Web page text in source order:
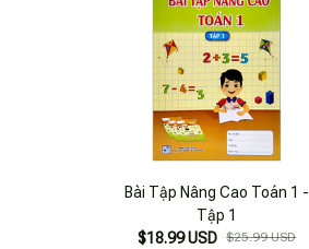
Bài Tập Nâng Cao Toán 1 -
Tập 1
$18.99 USD $25.99 USD